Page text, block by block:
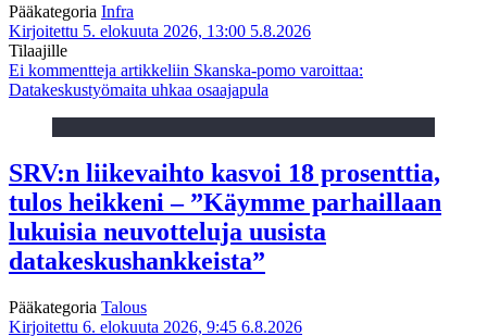
Pääkategoria Infra
Kirjoitettu 5. elokuuta 2026, 13:00 5.8.2026
Tilaajille
Ei kommentteja artikkeliin Skanska-pomo varoittaa:
Datakeskustyömaita uhkaa osaajapula
SRV:n liikevaihto kasvoi 18 prosenttia,
tulos heikkeni – ”Käymme parhaillaan
lukuisia neuvotteluja uusista
datakeskushankkeista”
Pääkategoria Talous
Kirjoitettu 6. elokuuta 2026, 9:45 6.8.2026